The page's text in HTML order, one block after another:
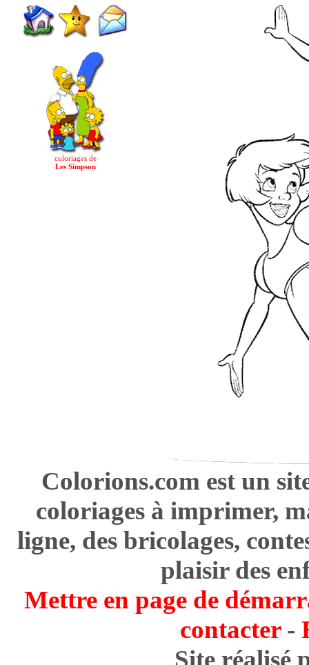
coloriages de
Les Simpson
Colorions.com est un
coloriages à imprimer,
ligne, des bricolages,
plaisir des
Mettre en page de
contacter-
Site réalisé